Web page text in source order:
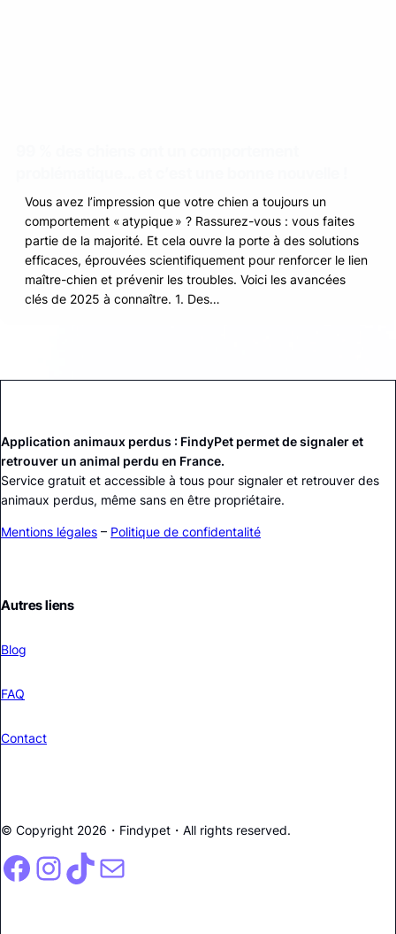
Vous avez l’impression que votre chien a toujours un
comportement « atypique » ? Rassurez-vous : vous faites
partie de la majorité. Et cela ouvre la porte à des solutions
efficaces, éprouvées scientifiquement pour renforcer le lien
maître-chien et prévenir les troubles. Voici les avancées
clés de 2025 à connaître. 1. Des…
Application animaux perdus : FindyPet permet de signaler et
retrouver un animal perdu en France.
Service gratuit et accessible à tous pour signaler et retrouver des
animaux perdus, même sans en être propriétaire.
Mentions légales – Politique de confidentalité
Autres liens
Blog
FAQ
Contact
© Copyright 2026・ Findypet ・All rights reserved.